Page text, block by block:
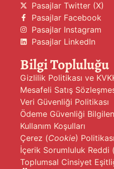
Pasajlar Twitter (X)
Pasajlar Facebook
Pasajlar Instagram
Pasajlar LinkedIn
Bilgi Topluluğu
Gizlilik Politikası ve
Mesafeli Satış
Veri Güvenliği Politikası
Ödeme Güvenliği
Kullanım Koşulları
Çerez (Cookie) Politikası
İçerik Sorumluluk Reddi (
Toplumsal Cinsiyet